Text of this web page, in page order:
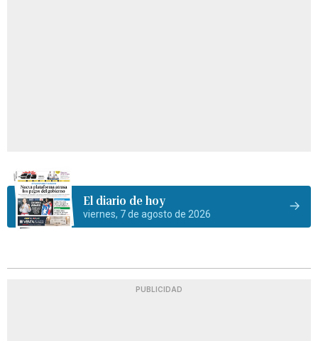
El diario de hoy
viernes, 7 de agosto de 2026
PUBLICIDAD